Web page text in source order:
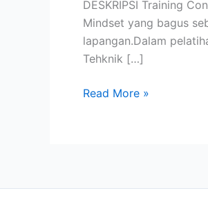
DESKRIPSI Training
Mindset yang bagus
lapangan.Dalam
Tehknik […]
Read More »